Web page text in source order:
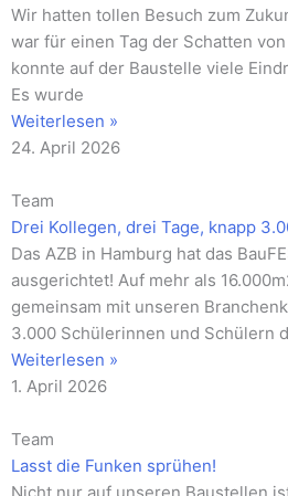
Wir hatten tollen Besuch zum
war für einen Tag der Schatten
konnte auf der Baustelle viele
Es wurde
Weiterlesen »
24. April 2026
Team
Drei Kollegen, drei Tage, knapp
Das AZB in Hamburg hat das
ausgerichtet! Auf mehr als
gemeinsam mit unseren
3.000 Schülerinnen und Schülern
Weiterlesen »
1. April 2026
Team
Lasst die Funken sprühen!